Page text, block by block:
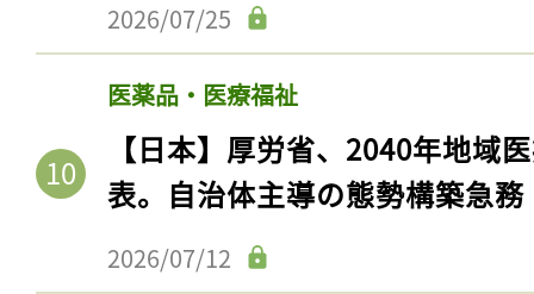
2026/07/25
医薬品・医療福祉
【日本】厚労省、2040年地域
表。自治体主導の態勢構築急務
2026/07/12